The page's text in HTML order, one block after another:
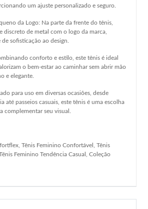
um ajuste personalizado e seguro.
da Logo: Na parte da frente do tênis,
discreto de metal com o logo da marca,
sofisticação ao design.
conforto e estilo, este tênis é ideal
o bem-estar ao caminhar sem abrir mão
e elegante.
para uso em diversas ocasiões, desde
até passeios casuais, este tênis é uma escolha
complementar seu visual.
Tênis Feminino Confortável, Tênis
Feminino Tendência Casual, Coleção